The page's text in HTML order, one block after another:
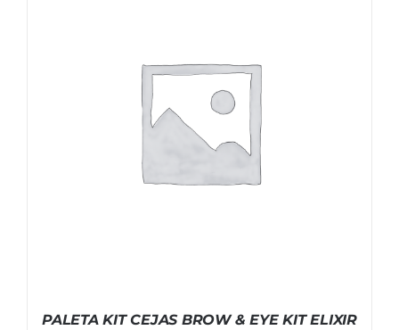
PALETA KIT CEJAS BROW & EYE KIT ELIXIR